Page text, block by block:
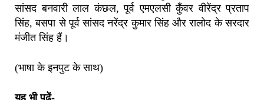
सांसद बनवारी लाल कंछल, पूर्व एमएलसी कुँवर वीरेंद्र प्रताप
सिंह, बसपा से पूर्व सांसद नरेंद्र कुमार सिंह और रालोद के सरदार
मंजीत सिंह हैं।
(भाषा के इनपुट के साथ)
यह भी पढ़ें-